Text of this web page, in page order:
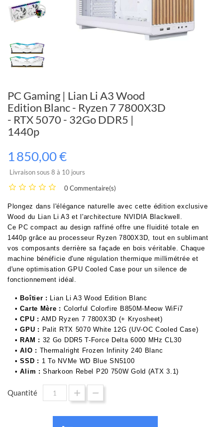
PC Gaming | Lian Li A3 Wood
Edition Blanc - Ryzen 7 7800X3D
- RTX 5070 - 32Go DDR5 |
1440p
1 850,00 €
Livraison sous 8 à 10 jours
0 Commentaire(s)
Plongez dans l'élégance naturelle avec cette édition exclusive
Wood du Lian Li A3 et l'architecture NVIDIA Blackwell.
Ce PC compact au design raffiné offre une fluidité totale en
1440p grâce au processeur Ryzen 7800X3D, tout en sublimant
vos composants derrière sa façade en bois véritable. Chaque
machine bénéficie d'une régulation thermique millimétrée et
d'une optimisation GPU Cooled Case pour un silence de
fonctionnement idéal.
• Boîtier : Lian Li A3 Wood Edition Blanc
•Carte Mère : Colorful Colorfire B850M-Meow WiFi7
•CPU : AMD Ryzen 7 7800X3D (+ Kryosheet)
•GPU : Palit RTX 5070 White 12G (UV-OC Cooled Case)
• RAM : 32 Go DDR5 T-Force Delta 6000 MHz CL30
•AIO : Thermalright Frozen Infinity 240 Blanc
•SSD : 1 To NVMe WD Blue SN5100
•Alim : Sharkoon Rebel P20 750W Gold (ATX 3.1)
Quantité